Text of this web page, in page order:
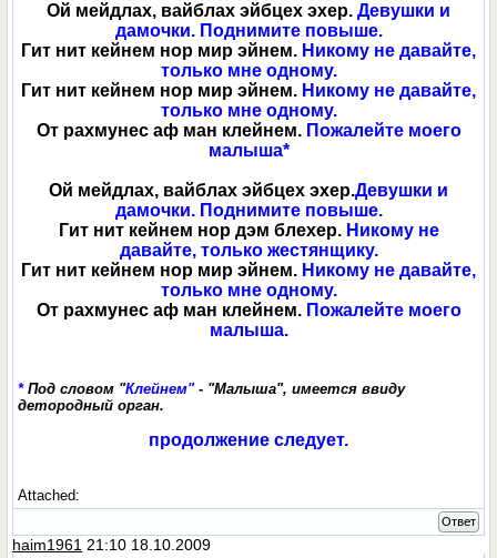
Ой мейдлах, вайблах эйбцех эхер. Девушки и
дамочки. Поднимите повыше.
Гит нит кейнем нор мир эйнем. Никому не давайте,
только мне одному.
Гит нит кейнем нор мир эйнем. Никому не давайте,
только мне одному.
От рахмунес аф ман клейнем.Пожалейте моего
малыша*
Ой мейдлах, вайблах эйбцех эхер.Девушки и
дамочки. Поднимите повыше.
Гит нит кейнем нор дэм блехер. Никому не
давайте, только жестянщику.
Гит нит кейнем нор мир эйнем. Никому не давайте,
только мне одному.
От рахмунес аф ман клейнем. Пожалейте моего
малыша.
*Под словом "Клейнем"- "Малыша", имеется ввиду
детородный орган.
продолжение следует.
Attached:
Ответ
haim1961 21:10 18.10.2009